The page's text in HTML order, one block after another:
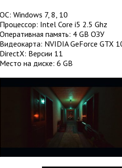
ОС: Windows 7, 8, 10
Процессор: Intel Core i5 2.5 Ghz
Оперативная память: 4 GB ОЗУ
Видеокарта: NVIDIA GeForce GTX
DirectX: Версии 11
Место на диске: 6 GB